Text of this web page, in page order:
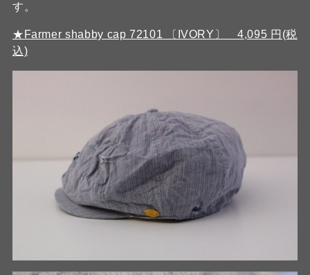
す。
★Farmer shabby cap 72101 〔IVORY〕 4,095 円(税
込)